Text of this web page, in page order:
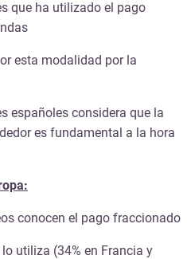
que ha utilizado el pago
esta modalidad por la
españoles considera que la
es fundamental a la hora
conocen el pago fraccionado
utiliza (34% en Francia y